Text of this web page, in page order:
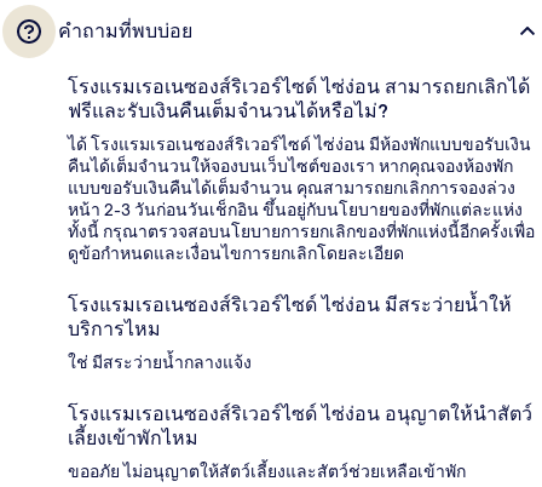
คำถามที่พบบ่อย
โรงแรมเรอเนซองส์ริเวอร์ไซด์ ไซ่ง่อน สามารถยกเลิกได้
ฟรีและรับเงินคืนเต็มจำนวนได้หรือไม่?
ได้ โรงแรมเรอเนซองส์ริเวอร์ไซด์ ไซ่ง่อน มีห้องพักแบบขอรับเงิน
คืนได้เต็มจำนวนให้จองบนเว็บไซต์ของเรา หากคุณจองห้องพัก
แบบขอรับเงินคืนได้เต็มจำนวน คุณสามารถยกเลิกการจองล่วง
หน้า 2-3 วันก่อนวันเช็กอิน ขึ้นอยู่กับนโยบายของที่พักแต่ละแห่ง
ทั้งนี้ กรุณาตรวจสอบนโยบายการยกเลิกของที่พักแห่งนี้อีกครั้งเพื่อ
ดูข้อกำหนดและเงื่อนไขการยกเลิกโดยละเอียด
โรงแรมเรอเนซองส์ริเวอร์ไซด์ ไซ่ง่อน มีสระว่ายน้ำให้
บริการไหม
ใช่ มีสระว่ายน้ำกลางแจ้ง
โรงแรมเรอเนซองส์ริเวอร์ไซด์ ไซ่ง่อน อนุญาตให้นำสัตว์
เลี้ยงเข้าพักไหม
ขออภัย ไม่อนุญาตให้สัตว์เลี้ยงและสัตว์ช่วยเหลือเข้าพัก